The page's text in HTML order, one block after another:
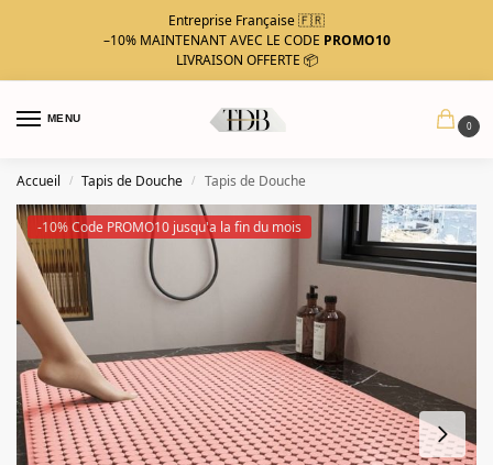
Entreprise Française 🇫🇷
–10% MAINTENANT AVEC LE CODE PROMO10
LIVRAISON OFFERTE 📦
MENU
0
Accueil / Tapis de Douche / Tapis de Douche
-10% Code PROMO10 jusqu'a la fin du mois